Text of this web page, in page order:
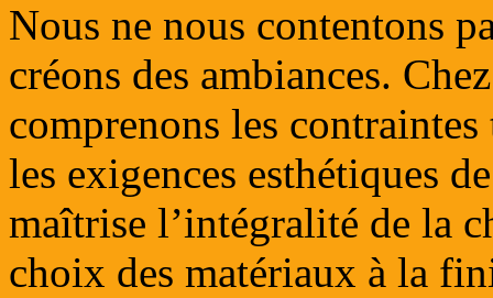
Nous ne nous contentons
créons des ambiances.
comprenons les
les exigences esthétiques
maîtrise l’intégralité de la
choix des matériaux à la